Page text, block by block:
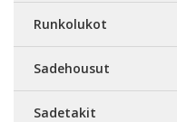
Runkolukot
Sadehousut
Sadetakit